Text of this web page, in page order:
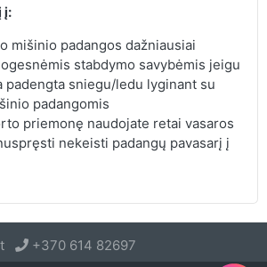
į:
mišinio padangos dažniausiai
stabdymo savybėmis jeigu
padengta sniegu/ledu lyginant su
padangomis
priemonę naudojate retai vasaros
nekeisti padangų pavasarį į
+370 614 82697